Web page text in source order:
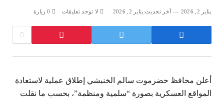
يناير 2, 2026 آخر تحديث:يناير 2, 2026 لا توجد تعليقات 0 زيارة
أعلن محافظ حضرموت سالم الخنبشي إطلاق عملية لاستعادة
المواقع العسكرية بصورة “سلمية ومنظمة”، بحسب ما نقلت